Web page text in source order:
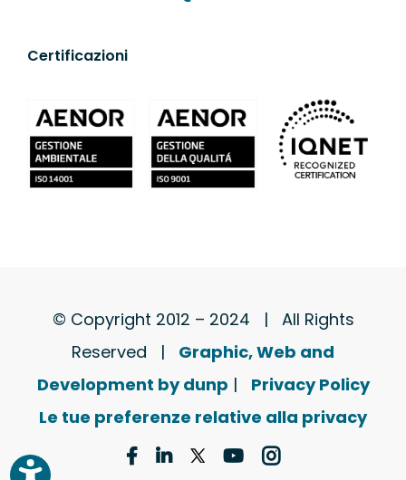
Certificazioni
© Copyright 2012 – 2024 | All Rights
Reserved | Graphic, Web and
Development by dunp | Privacy Policy
Le tue preferenze relative alla privacy